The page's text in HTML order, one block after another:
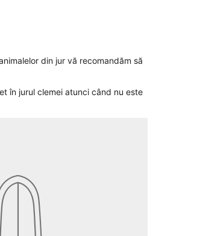
din jur vă recomandăm să
în jurul clemei atunci când nu este